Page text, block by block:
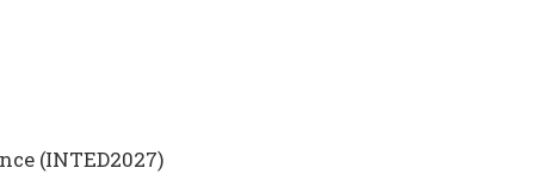
(INTED2027)